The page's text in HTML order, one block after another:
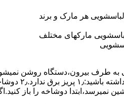
هر مارک و برند
مارکهای مختلف
به طرف ﺑﯿﺮون،دستگاه روﺷﻦ
بعنوان
نمیرسد،اﺑﺘﺪا دوشاخه را باز